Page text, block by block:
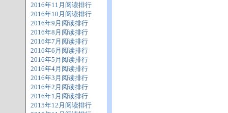
2016年11月阅读排行
2016年10月阅读排行
2016年9月阅读排行
2016年8月阅读排行
2016年7月阅读排行
2016年6月阅读排行
2016年5月阅读排行
2016年4月阅读排行
2016年3月阅读排行
2016年2月阅读排行
2016年1月阅读排行
2015年12月阅读排行